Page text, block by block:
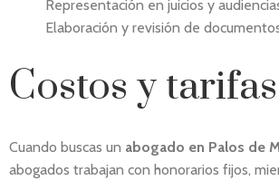
Representación en juicios y
Elaboración y revisión de
Costos y
Cuando buscas un abogado en Palos de
abogados trabajan con honorarios fijos,